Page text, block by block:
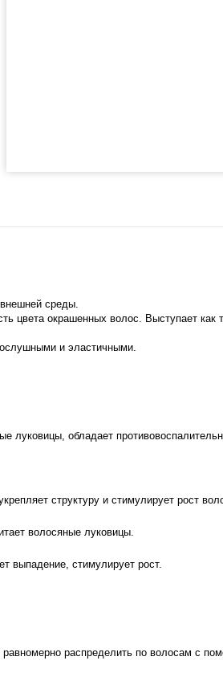
среды.
цвета окрашенных волос. Выступает
и эластичными.
луковицы, обладает
структуру и стимулирует рост
волосяные луковицы.
выпадение, стимулирует рост.
распределить по волосам с